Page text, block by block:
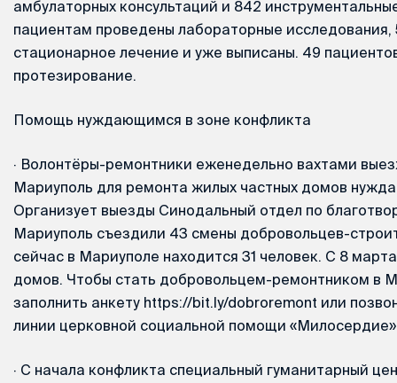
амбулаторных консультаций и 842
пациентам проведены лабораторные
стационарное лечение и уже выписаны. 49
протезирование.
Помощь нуждающимся в зоне конфликта
· Волонтёры-ремонтники еженедельно вахтами
Мариуполь для ремонта жилых частных домов
Организует выезды Синодальный отдел по
Мариуполь съездили 43 смены добровольцев-
сейчас в Мариуполе находится 31 человек. С 8
домов. Чтобы стать добровольцем-ремонтником в
заполнить анкету https://bit.ly/dobroremont или
линии церковной социальной помощи
· С начала конфликта специальный гуманитарный